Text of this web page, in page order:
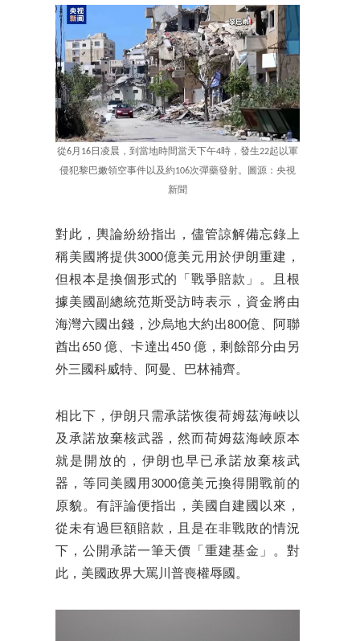
從6月16日凌晨，到當地時間當天下午4時，發生22起以軍
侵犯黎巴嫩領空事件以及約106次彈藥發射。圖源：央視
新聞
對此，輿論紛紛指出，儘管諒解備忘錄上
稱美國將提供3000億美元用於伊朗重建，
但根本是換個形式的「戰爭賠款」。且根
據美國副總統范斯受訪時表示，資金將由
海灣六國出錢，沙烏地大約出800億、阿聯
酋出650 億、卡達出450 億，剩餘部分由另
外三國科威特、阿曼、巴林補齊。
相比下，伊朗只需承諾恢復荷姆茲海峽以
及承諾放棄核武器，然而荷姆茲海峽原本
就是開放的，伊朗也早已承諾放棄核武
器，等同美國用3000億美元換得開戰前的
原貌。有評論便指出，美國自建國以來，
從未有過巨額賠款，且是在非戰敗的情況
下，公開承諾一筆天價「重建基金」。對
此，美國政界大罵川普喪權辱國。